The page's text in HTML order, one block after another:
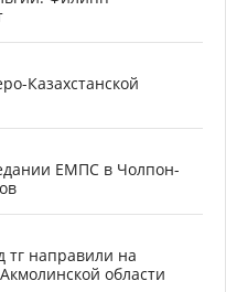
Казахстанской
ЕМПС в Чолпон-
направили на
области